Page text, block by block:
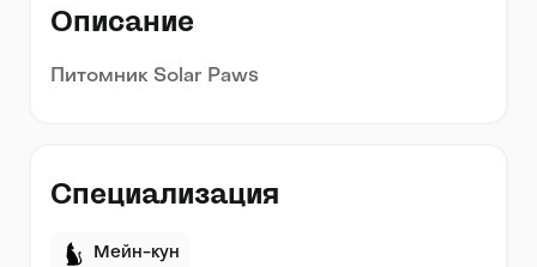
Описание
Питомник Solar Paws
Специализация
Мейн-кун